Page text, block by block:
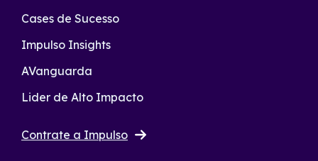
Cases de Sucesso
Impulso Insights
AVanguarda
Lider de Alto Impacto
Contrate a Impulso